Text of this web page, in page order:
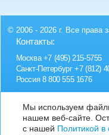
© 2006 - 2026 г. Все
Контакты:
Москва+7 (495) 215-5755
Санкт-Петербург+7 (812)
Россия 8 800 555 1676
Мы используем
нашем веб-сайте.
с нашей Политикой